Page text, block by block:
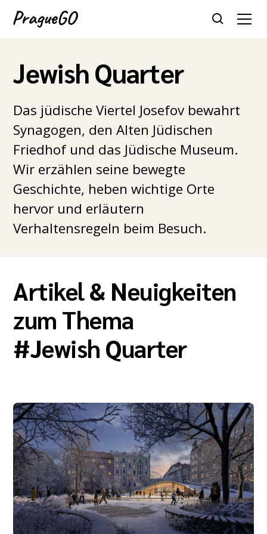
Jewish Quarter
Das jüdische Viertel Josefov bewahrt
Synagogen, den Alten Jüdischen
Friedhof und das Jüdische Museum.
Wir erzählen seine bewegte
Geschichte, heben wichtige Orte
hervor und erläutern
Verhaltensregeln beim Besuch.
Artikel & Neuigkeiten
zum Thema
#Jewish Quarter